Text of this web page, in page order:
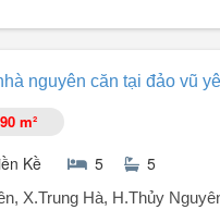
hoặc khách thuê dài ...
SÁT VINCOM &
Royal Island, Vũ Yên, Hải
ra TTTM Vincom Mega
giải trí hàng ngày.
nguyên căn tại đảo vũ
90 m²
Kề 5 5
X.Trung Hà, H.Thủy